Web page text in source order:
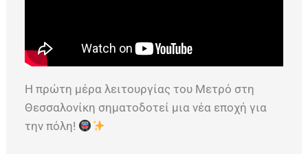
Η πρώτη μέρα λειτουργίας του Μετρό στη
Θεσσαλονίκη σηματοδοτεί μια νέα εποχή για
την πόλη!